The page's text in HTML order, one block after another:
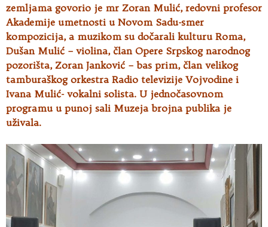
zemljama govorio je mr Zoran Mulić, redovni profesor
Akademije umetnosti u Novom Sadu-smer
kompozicija, a muzikom su dočarali kulturu Roma,
Dušan Mulić – violina, član Opere Srpskog narodnog
pozorišta, Zoran Janković – bas prim, član velikog
tamburaškog orkestra Radio televizije Vojvodine i
Ivana Mulić- vokalni solista. U jednočasovnom
programu u punoj sali Muzeja brojna publika je
uživala.